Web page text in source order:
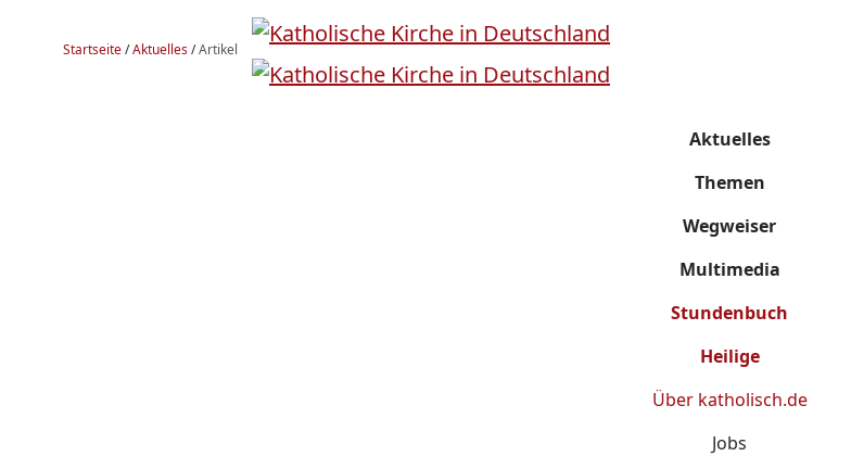
Startseite/Aktuelles/Artikel
Aktuelles
Themen
Wegweiser
Multimedia
Stundenbuch
Heilige
Über katholisch.de
Jobs